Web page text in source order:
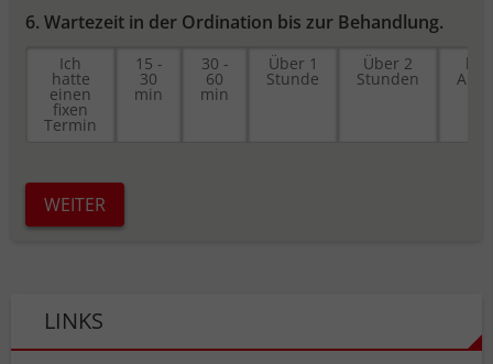
6. Wartezeit in der Ordination bis zur Behandlung.
Ich
hatte
einen
fixen
Termin
15 -
30
min
30 -
60
min
Über 1
Stunde
Über 2
Stunden
WEITER
LINKS
Speicherdauer: 30 Minuten
personenbezogene Daten über den
Besuch vorübergehend gespeichert
werden